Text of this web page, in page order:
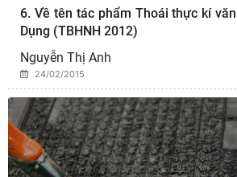
6. Về tên tác phẩm Thoái thực kí
Dụng (TBHNH 2012)
Nguyễn Thị Anh
24/02/2015